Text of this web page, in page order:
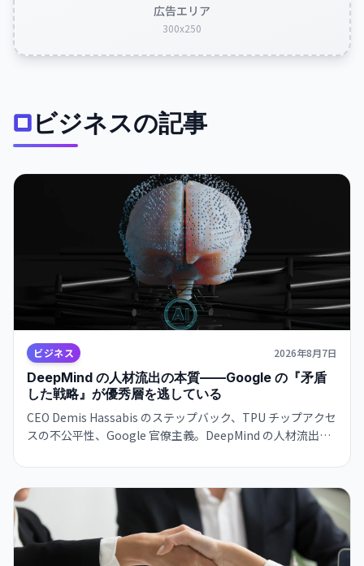
広告エリア
300x250
ビジネスの記事
ビジネス 2026年8月7日
DeepMind の人材流出の本質——Google の『矛盾
した戦略』が優秀層を逃している
CEO Demis Hassabis のステップバック、TPU チップアクセ
スの不公平性、Google 官僚主義。DeepMind の人材流出は
盾を示唆している。